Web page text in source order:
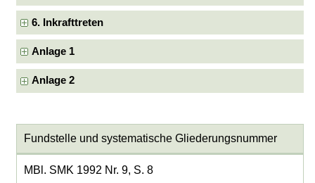
6. Inkrafttreten
Anlage 1
Anlage 2
Fundstelle und systematische Gliederungsnummer
MBl. SMK 1992 Nr. 9, S. 8